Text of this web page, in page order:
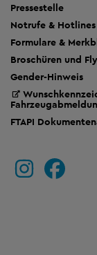
Pressestelle
Notrufe & Hotlines
Formulare &
Broschüren und
Gender-Hinweis
FTAPI